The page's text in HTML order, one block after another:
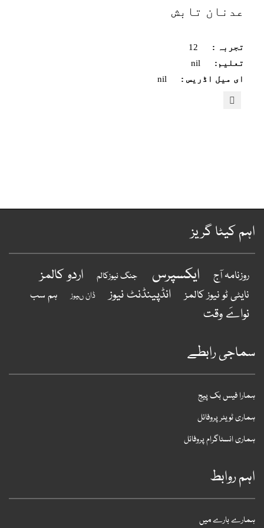
عدنان تابش
تجربہ :
تعلیم:
ای میل اڈریس :
کیٹا گریز
روزنامہ آج ایکسپرس جنگ نیوزکالم اردو کالمز
نایٹی ٹو نیوز کالمز انڈپینڈنٹ نیوز ڈان ںیوز ہم سب
نواےَ وقت
رابطے
فیس بک پیج
ٹویٹر پروفائل
انسٹاگرام پروفائل
روابط
بارے میں